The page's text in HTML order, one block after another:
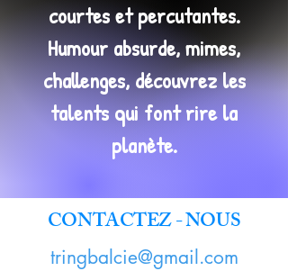
courtes et percutantes.
Humour absurde, mimes,
challenges, découvrez les
talents qui font rire la
planète.
CONTACTEZ - NOUS
tringbalcie@gmail.com